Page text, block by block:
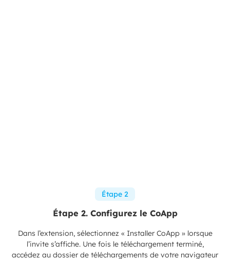
Étape 2
Étape 2. Configurez le CoApp
Dans l’extension, sélectionnez « Installer CoApp » lorsque
l’invite s’affiche. Une fois le téléchargement terminé,
accédez au dossier de téléchargements de votre navigateur